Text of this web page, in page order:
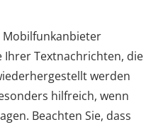
Mobilfunkanbieter
Ihrer Textnachrichten, die
werden
hilfreich, wenn
Beachten Sie, dass